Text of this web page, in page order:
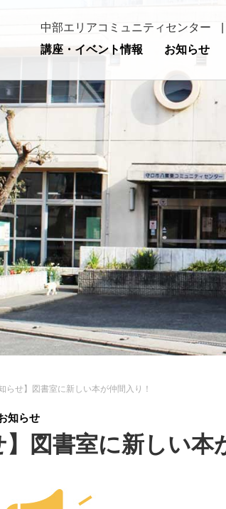
中部エリアコミュニティセンター
講座・イベント情報
お知らせ
知らせ】図書室に新しい本が仲間入り！
知らせ
】図書室に新しい本